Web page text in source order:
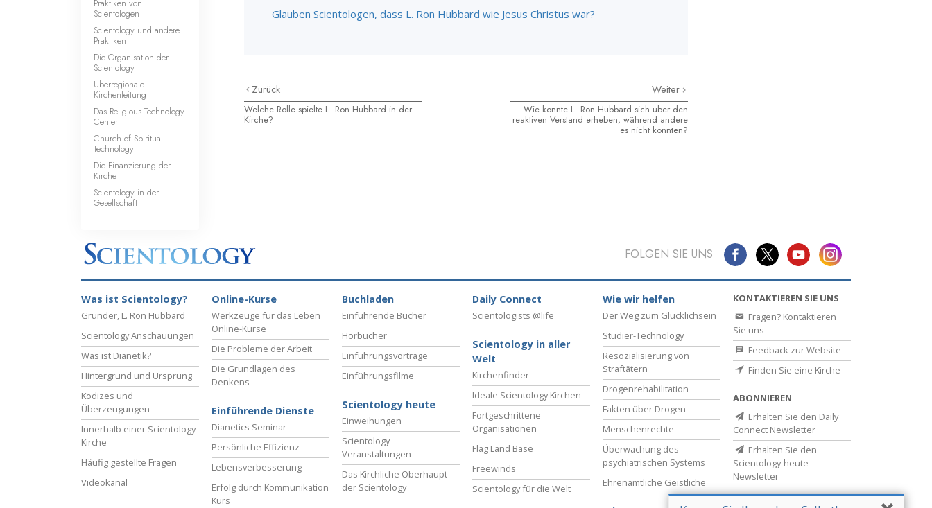
Glauben Scientologen, dass L. Ron Hubbard wie Jesus Christus war?
Zurück
Welche Rolle spielte L. Ron Hubbard in der
Kirche?
Weiter
Wie konnte L. Ron Hubbard sich über den
reaktiven Verstand erheben, während andere
es nicht konnten?
Praktiken von
Scientologen
Scientology und andere
Praktiken
Die Organisation der
Scientology
Überregionale
Kirchenleitung
Das Religious Technology
Center
Church of Spiritual
Technology
Die Finanzierung der
Kirche
Scientology in der
Gesellschaft
FOLGEN SIE UNS
Was ist Scientology?
Gründer, L. Ron Hubbard
Scientology Anschauungen
Was ist Dianetik?
Hintergrund und Ursprung
Kodizes und
Überzeugungen
Innerhalb einer Scientology
Kirche
Häufig gestellte Fragen
Videokanal
Online-Kurse
Werkzeuge für das Leben
Online-Kurse
Die Probleme der Arbeit
Die Grundlagen des
Denkens
Einführende Dienste
Dianetics Seminar
Persönliche Effizienz
Lebensverbesserung
Erfolg durch Kommunikation
Kurs
Buchladen
Einführende Bücher
Hörbücher
Einführungsvorträge
Einführungsfilme
Scientology heute
Einweihungen
Scientology
Veranstaltungen
Das Kirchliche Oberhaupt
der Scientology
Daily Connect
Scientologists @life
Scientology in aller
Welt
Kirchenfinder
Ideale Scientology Kirchen
Fortgeschrittene
Organisationen
Flag Land Base
Freewinds
Scientology für die Welt
Wie wir helfen
Der Weg zum Glücklichsein
Studier-Technology
Resozialisierung von
Straftätern
Drogenrehabilitation
Fakten über Drogen
Menschenrechte
Überwachung des
psychiatrischen Systems
Ehrenamtliche Geistliche
KONTAKTIEREN SIE UNS
Fragen? Kontaktieren
Sie uns
Feedback zur Website
Finden Sie eine Kirche
ABONNIEREN
Erhalten Sie den Daily
Connect Newsletter
Erhalten Sie den
Scientology-heute-
Newsletter